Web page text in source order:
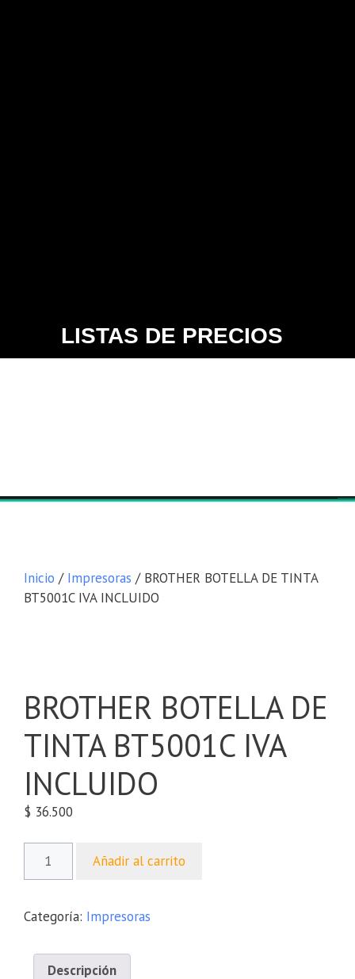
LISTAS DE PRECIOS
Inicio / Impresoras / BROTHER BOTELLA DE TINTA
BT5001C IVA INCLUIDO
BROTHER BOTELLA DE
TINTA BT5001C IVA
INCLUIDO
$ 36.500
Añadir al carrito
Categoría: Impresoras
Descripción